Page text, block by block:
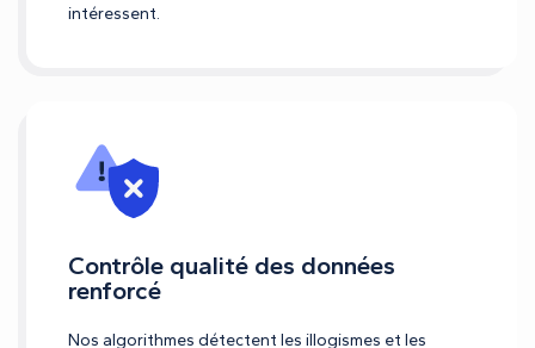
intéressent.
Contrôle qualité des données
renforcé
Nos algorithmes détectent les illogismes et les